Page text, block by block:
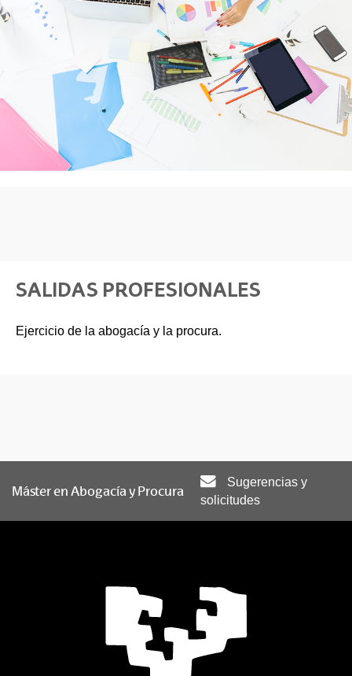
SALIDAS PROFESIONALES
Ejercicio de la abogacía y la procura.
Máster en Abogacía y Procura
Sugerencias y
solicitudes